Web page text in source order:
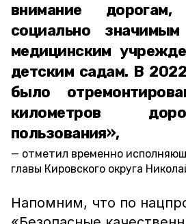
внимание
социально
медицинским
детским садам. В
было
километров
пользования»,
отметил временно
главы Кировского округа
Напомним, что по